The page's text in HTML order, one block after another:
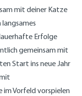
mit deiner Katze
Erfolge
gemeinsam mit
Start ins neue Jahr
im Vorfeld vorspielen